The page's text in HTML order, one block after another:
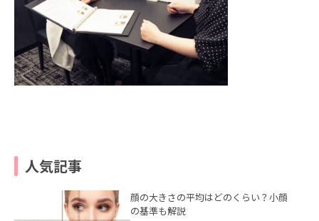
人気記事
顔の大きさの平均はどのくらい？小顔
の基準も解説